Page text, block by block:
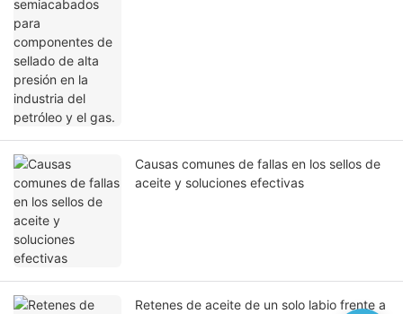
Causas comunes de fallas en los sellos de
aceite y soluciones efectivas
Retenes de aceite de un solo labio frente a